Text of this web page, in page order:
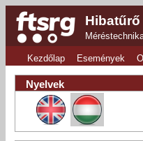
Kezdőlap Események
Nyelvek